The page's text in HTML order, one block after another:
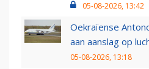
05-08-2026, 13:42
Oekraïense
aan aanslag op
05-08-2026, 13:18